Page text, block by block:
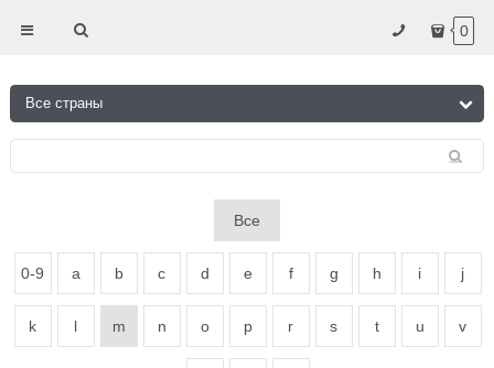
0
Все
0-9 a b c d e f g h i j
k l m n o p r s t u v